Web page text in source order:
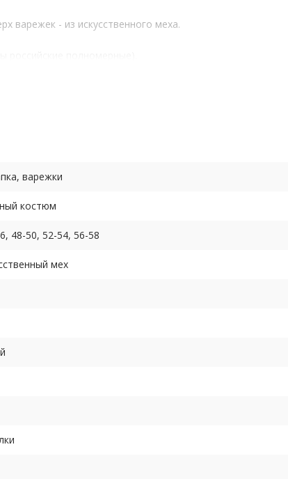
варежек - из искусственного меха.
варежки
костюм
48-50, 52-54, 56-58
мех